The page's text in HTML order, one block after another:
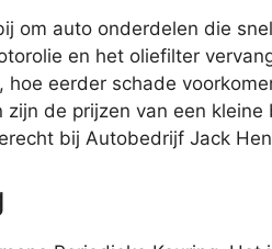
om auto onderdelen die
en het oliefilter
eerder schade
zijn de prijzen van een
bij Autobedrijf Jack